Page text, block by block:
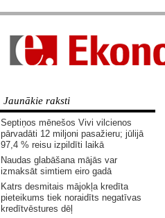
Jaunākie raksti
Septiņos mēnešos Vivi vilcienos
pārvadāti 12 miljoni pasažieru; jūlijā
97,4 % reisu izpildīti laikā
Naudas glabāšana mājās var
izmaksāt simtiem eiro gadā
Katrs desmitais mājokļa kredīta
pieteikums tiek noraidīts negatīvas
kredītvēstures dēļ